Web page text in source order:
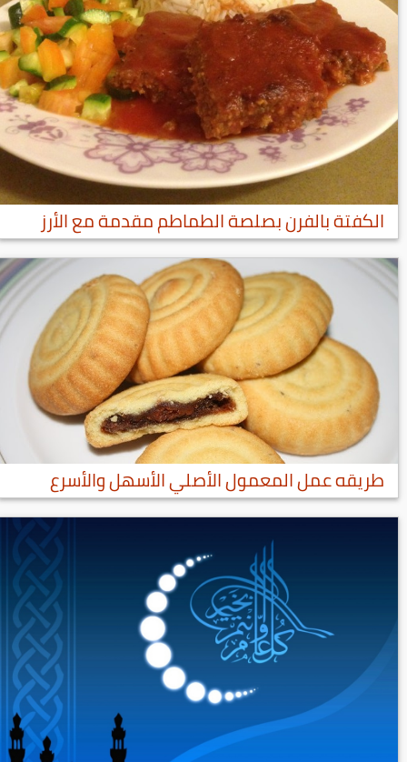
الكفتة بالفرن بصلصة الطماطم مقدمة مع الأرز
طريقه عمل المعمول الأصلي الأسهل والأسرع